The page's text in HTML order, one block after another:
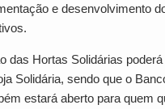
e desenvolvimento
das Hortas Solidárias poderá
Solidária, sendo que o
estará aberto para quem